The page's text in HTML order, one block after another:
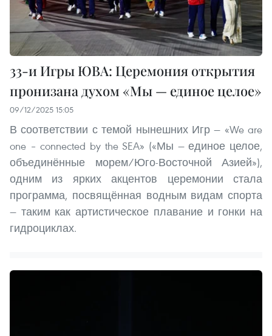
33-и Игры ЮВА: Церемония открытия
пронизана духом «Мы — единое целое»
09/12/2025 15:05
В соответствии с темой нынешних Игр — «We are
one – connected by the SEA» («Мы — единое целое,
объединённые морем/Юго-Восточной Азией»),
одним из ярких акцентов церемонии стала
программа, посвящённая водным видам спорта
— таким как артистическое плавание и гонки на
гидроциклах.